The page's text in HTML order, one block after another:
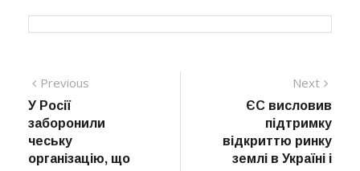
Навігація
записів
Previous
У Росії
заборонили
чеську
організацію, що
Next
ЄС висловив
підтримку
відкриттю ринку
землі в Україні і